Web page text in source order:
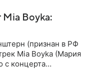
Boyka:
(признан в РФ
Mia Boyka (Мария
с концерта